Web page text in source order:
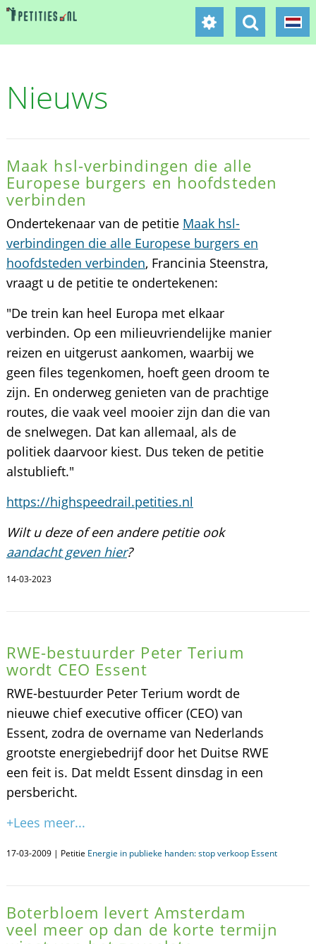
Nieuws
Maak hsl-verbindingen die alle
Europese burgers en hoofdsteden
verbinden
Ondertekenaar van de petitie Maak hsl-
verbindingen die alle Europese burgers en
hoofdsteden verbinden, Francinia Steenstra,
vraagt u de petitie te ondertekenen:
"De trein kan heel Europa met elkaar
verbinden. Op een milieuvriendelijke manier
reizen en uitgerust aankomen, waarbij we
geen files tegenkomen, hoeft geen droom te
zijn. En onderweg genieten van de prachtige
routes, die vaak veel mooier zijn dan die van
de snelwegen. Dat kan allemaal, als de
politiek daarvoor kiest. Dus teken de petitie
alstublieft."
https://highspeedrail.petities.nl
Wilt u deze of een andere petitie ook
aandacht geven hier?
14-03-2023
RWE-bestuurder Peter Terium
wordt CEO Essent
RWE-bestuurder Peter Terium wordt de
nieuwe chief executive officer (CEO) van
Essent, zodra de overname van Nederlands
grootste energiebedrijf door het Duitse RWE
een feit is. Dat meldt Essent dinsdag in een
persbericht.
+Lees meer...
17-03-2009 | Petitie Energie in publieke handen: stop verkoop Essent
Boterbloem levert Amsterdam
veel meer op dan de korte termijn